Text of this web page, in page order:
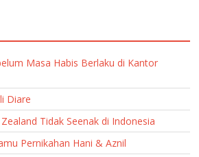
Masa Habis Berlaku di Kantor
Diare
Tidak Seenak di Indonesia
Pernikahan Hani & Aznil